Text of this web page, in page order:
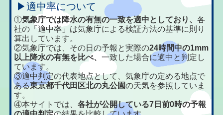
▶適中率について
①気象庁では降水の有無の一致を適中としており、各
社の「適中率」は気象庁による検証方法の基準に則り
算出しています。
②気象庁では、その日の予報と実際の24時間中の1mm
以上降水の有無を比べ、一致した場合に適中と判定し
ています。
③適中判定の代表地点として、気象庁の定める地点で
ある東京都千代田区北の丸公園の天気を参照していま
す。
④本サイトでは、各社が公開している7日前0時の予報